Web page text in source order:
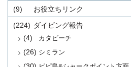
お役立ちリンク
(9)
ダイビング報告
(224)
カタビーチ
(4)
シミラン
(26)